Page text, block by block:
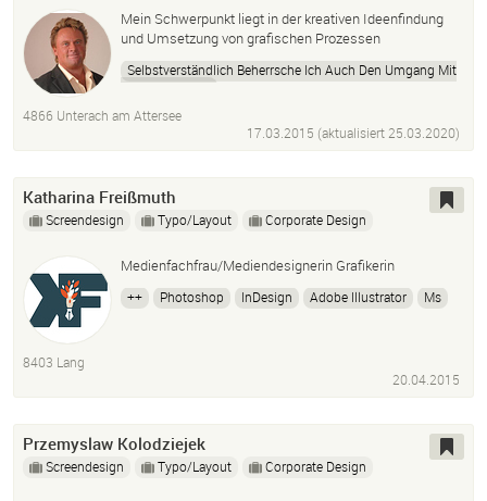
Mein Schwerpunkt liegt in der kreativen Ideenfindung
und Umsetzung von grafischen Prozessen
Selbstverständlich Beherrsche Ich Auch Den Umgang Mit
Photoshop Cs6
Illustrator Cs6
4866 Unterach am Attersee
17.03.2015 (aktualisiert25.03.2020)
Katharina Freißmuth
Screendesign Typo/Layout Corporate Design
Medienfachfrau/Mediendesignerin Grafikerin
++ Photoshop InDesign Adobe Illustrator
Ms
8403 Lang
20.04.2015
Przemyslaw Kolodziejek
Screendesign Typo/Layout Corporate Design